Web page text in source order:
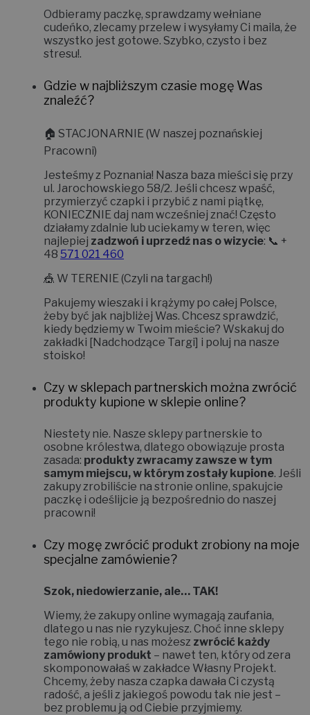
Odbieramy paczkę, sprawdzamy wełniane
cudeńko, zlecamy przelew i wysyłamy Ci maila, że
wszystko jest gotowe. Szybko, czysto i bez
stresu!.
Gdzie w najbliższym czasie mogę Was
znaleźć?
🏠 STACJONARNIE (W naszej poznańskiej
Pracowni)
Jesteśmy z Poznania! Nasza baza mieści się przy
ul. Jarochowskiego 58/2. Jeśli chcesz wpaść,
przymierzyć czapki i przybić z nami piątkę,
KONIECZNIE daj nam wcześniej znać! Często
działamy zdalnie lub uciekamy w teren, więc
najlepiej zadzwoń i uprzedź nas o wizycie: 📞 +
48 571 021 460
🎪 W TERENIE (Czyli na targach!)
Pakujemy wieszaki i krążymy po całej Polsce,
żeby być jak najbliżej Was. Chcesz sprawdzić,
kiedy będziemy w Twoim mieście? Wskakuj do
zakładki [Nadchodzące Targi] i poluj na nasze
stoisko!
Czy w sklepach partnerskich można zwrócić
produkty kupione w sklepie online?
Niestety nie. Nasze sklepy partnerskie to
osobne królestwa, dlatego obowiązuje prosta
zasada: produkty zwracamy zawsze w tym
samym miejscu, w którym zostały kupione. Jeśli
zakupy zrobiliście na stronie online, spakujcie
paczkę i odeślijcie ją bezpośrednio do naszej
pracowni!
Czy mogę zwrócić produkt zrobiony na moje
specjalne zamówienie?
Szok, niedowierzanie, ale… TAK!
Wiemy, że zakupy online wymagają zaufania,
dlatego u nas nie ryzykujesz. Choć inne sklepy
tego nie robią, u nas możesz zwrócić każdy
zamówiony produkt – nawet ten, który od zera
skomponowałaś w zakładce Własny Projekt.
Chcemy, żeby nasza czapka dawała Ci czystą
radość, a jeśli z jakiegoś powodu tak nie jest –
bez problemu ją od Ciebie przyjmiemy.